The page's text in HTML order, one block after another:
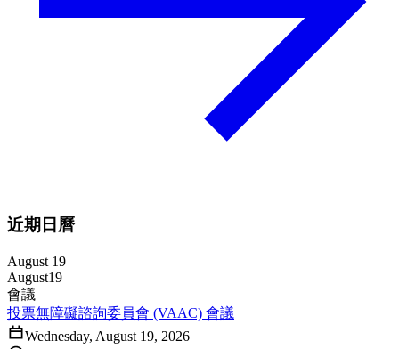
近期日曆
August 19
August19
會議
投票無障礙諮詢委員會 (VAAC) 會議
Wednesday, August 19, 2026